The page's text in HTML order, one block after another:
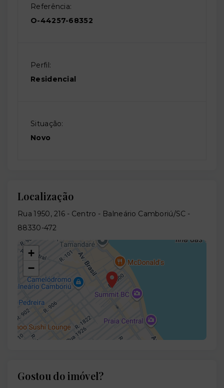
Referência:
O-44257-68352
Perfil:
Residencial
Situação:
Novo
Localização
Rua 1950, 216 - Centro - Balneário Camboriú/SC -
88330-472
+
−
Gostou do imóvel?